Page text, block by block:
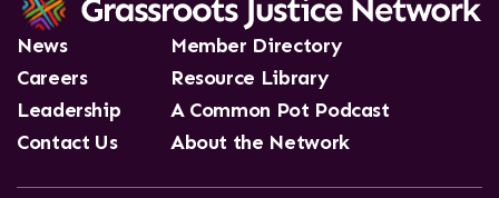
News
Careers
Leadership
Contact Us
Member Directory
Resource Library
A Common Pot Podcast
About the Network